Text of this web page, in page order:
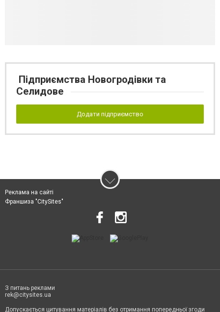
Підприємства Новогродівки та
Селидове
Додати підприємство
Реклама на сайті
Франшиза "CitySites"
З питань реклами
rek@citysites.ua
Допускається цитування матеріалів без отримання попередньої згоди